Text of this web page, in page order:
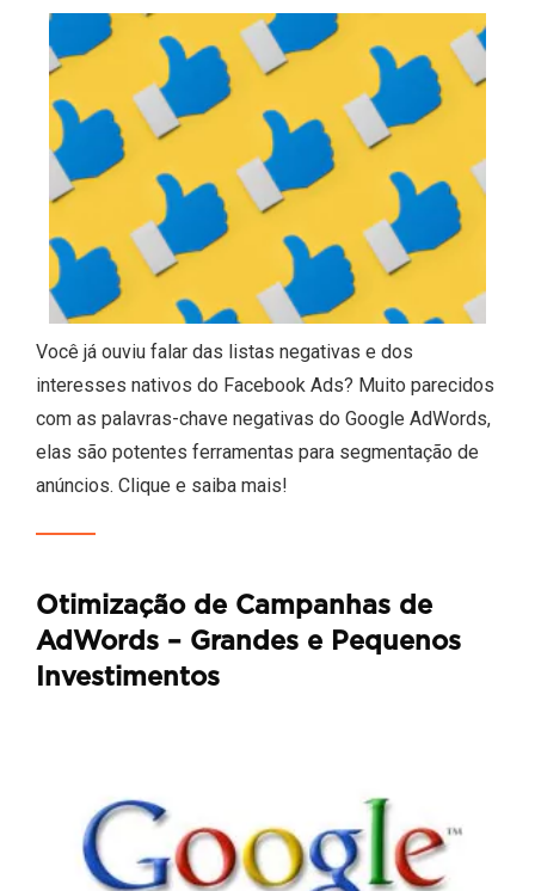
Você já ouviu falar das listas negativas e dos
interesses nativos do Facebook Ads? Muito parecidos
com as palavras-chave negativas do Google AdWords,
elas são potentes ferramentas para segmentação de
anúncios. Clique e saiba mais!
Otimização de Campanhas de
AdWords – Grandes e Pequenos
Investimentos